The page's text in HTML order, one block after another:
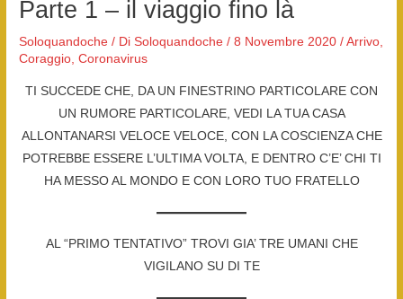
Parte 1 – il viaggio fino là
Soloquandoche / DiSoloquandoche/8 Novembre 2020/Arrivo,
Coraggio,Coronavirus
TI SUCCEDE CHE, DA UN FINESTRINO PARTICOLARE CON
UN RUMORE PARTICOLARE, VEDI LA TUA CASA
ALLONTANARSI VELOCE VELOCE, CON LA COSCIENZA CHE
POTREBBE ESSERE L’ULTIMA VOLTA, E DENTRO C’E’ CHI TI
HA MESSO AL MONDO E CON LORO TUO FRATELLO
AL “PRIMO TENTATIVO” TROVI GIA’ TRE UMANI CHE
VIGILANO SU DI TE